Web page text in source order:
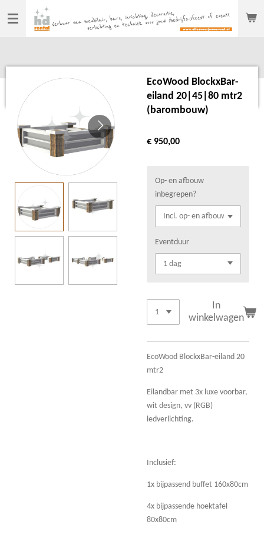
Ga
direct
hoofdinhoud
EcoWood BlockxBar-
eiland 20|45|80 mtr2
(barombouw)
€ 950,00
Op- en afbouw
inbegrepen?
Eventduur
In
winkelwagen
EcoWood BlockxBar-eiland 20
mtr2
Eilandbar met 3x luxe voorbar,
wit design, vv (RGB)
ledverlichting.
Inclusief:
1x bijpassend buffet 160x80cm
4x bijpassende hoektafel
80x80cm